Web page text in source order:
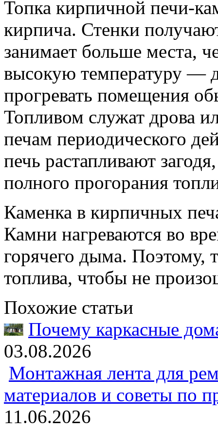
Топка кирпичной печи-
кирпича. Стенки
занимает больше места,
высокую температуру —
прогревать помещения
Топливом служат дрова
печам периодического
печь растапливают
полного прогорания
Каменка в кирпичных
Камни нагреваются во
горячего дыма. Поэтому,
топлива, чтобы не
Похожие статьи
Почему каркасные
03.08.2026
Монтажная лента для
материалов и советы по
11.06.2026